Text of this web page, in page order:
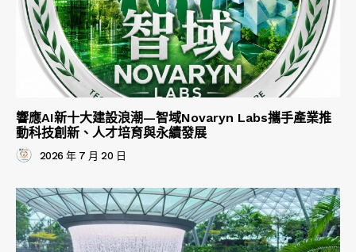
響應AI新十大建設浪潮—智域Novaryn Labs攜手產業推
動科技創新、人才培育與永續發展
2026 年 7 月 20 日